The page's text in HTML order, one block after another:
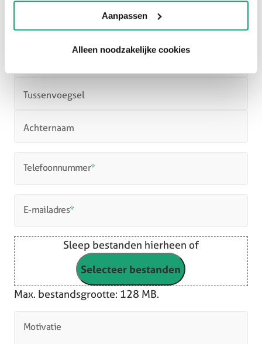
Aanpassen
Alleen noodzakelijke cookies
Tussenvoegsel
Achternaam
Telefoonnummer*
E-mailadres*
Sleep bestanden hierheen of
Selecteer bestanden
Max. bestandsgrootte: 128 MB.
Motivatie